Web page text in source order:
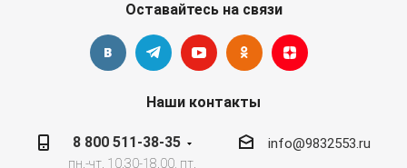
Оставайтесь на связи
Наши контакты
8 800 511-38-35
пн.-чт. 10.30-18.00, пт.
info@9832553.ru